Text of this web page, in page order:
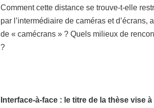
Comment cette distance se trouve-t-elle
par l’intermédiaire de caméras et
de « camécrans » ? Quels milieux de
?
Interface-à-face : le titre de la thèse vise